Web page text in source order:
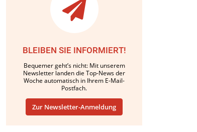
BLEIBEN SIE INFORMIERT!
Bequemer geht’s nicht: Mit unserem
Newsletter landen die Top-News der
Woche automatisch in Ihrem E-Mail-
Postfach.
Zur Newsletter-Anmeldung